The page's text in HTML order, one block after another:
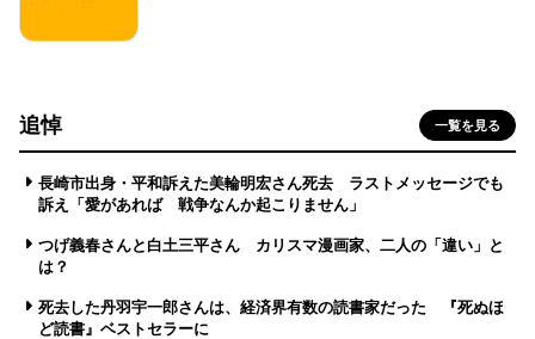
追悼 一覧を見る
長崎市出身・平和訴えた美輪明宏さん死去 ラストメッセージでも
訴え「愛があれば 戦争なんか起こりません」
つげ義春さんと白土三平さん カリスマ漫画家、二人の「違い」と
は？
死去した丹羽宇一郎さんは、経済界有数の読書家だった 『死ぬほ
ど読書』ベストセラーに